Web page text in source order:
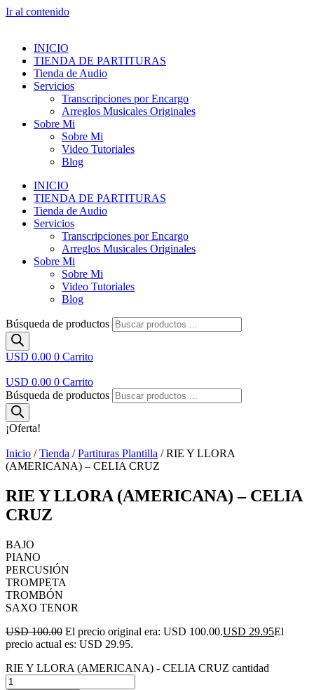
Ir al contenido
INICIO
TIENDA DE PARTITURAS
Tienda de Audio
Servicios
Transcripciones por Encargo
Arreglos Musicales Originales
Sobre Mi
Sobre Mi
Video Tutoriales
Blog
INICIO
TIENDA DE PARTITURAS
Tienda de Audio
Servicios
Transcripciones por Encargo
Arreglos Musicales Originales
Sobre Mi
Sobre Mi
Video Tutoriales
Blog
Búsqueda de productos
USD 0.00 0 Carrito
USD 0.00 0 Carrito
Búsqueda de productos
¡Oferta!
Inicio /Tienda /Partituras Plantilla / RIE Y LLORA
(AMERICANA) – CELIA CRUZ
RIE Y LLORA (AMERICANA) – CELIA
CRUZ
BAJO
PIANO
PERCUSIÓN
TROMPETA
TROMBÓN
SAXO TENOR
USD 100.00 El precio original era: USD 100.00.USD 29.95El
precio actual es: USD 29.95.
RIE Y LLORA (AMERICANA) - CELIA CRUZ cantidad